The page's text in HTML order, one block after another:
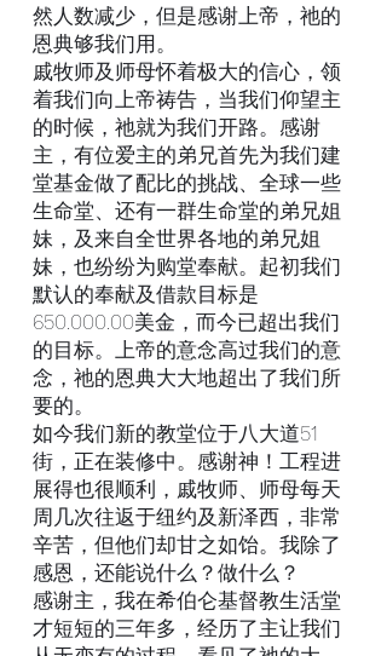
然人数减少，但是感谢上帝，祂的
恩典够我们用。
戚牧师及师母怀着极大的信心，领
着我们向上帝祷告，当我们仰望主
的时候，祂就为我们开路。感谢
主，有位爱主的弟兄首先为我们建
堂基金做了配比的挑战、全球一些
生命堂、还有一群生命堂的弟兄姐
妹，及来自全世界各地的弟兄姐
妹，也纷纷为购堂奉献。起初我们
默认的奉献及借款目标是
650.000.00美金，而今已超出我们
的目标。上帝的意念高过我们的意
念，祂的恩典大大地超出了我们所
要的。
如今我们新的教堂位于八大道51
街，正在装修中。感谢神！工程进
展得也很顺利，戚牧师、师母每天
周几次往返于纽约及新泽西，非常
辛苦，但他们却甘之如饴。我除了
感恩，还能说什么？做什么？
感谢主，我在希伯仑基督教生活堂
才短短的三年多，经历了主让我们